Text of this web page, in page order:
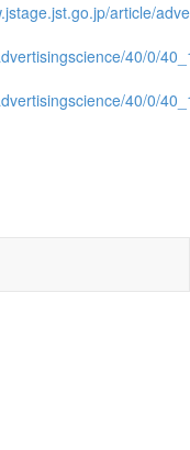
article/
40/0/
40/0/